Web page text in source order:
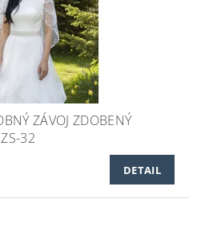
ZÁVOJ ZDOBENÝ
32
DETAIL